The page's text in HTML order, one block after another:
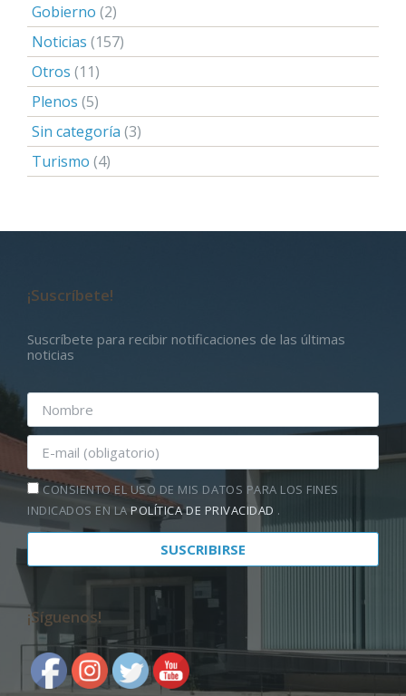
Gobierno (2)
Noticias (157)
Otros (11)
Plenos (5)
Sin categoría (3)
Turismo (4)
¡Suscríbete!
Suscríbete para recibir notificaciones de las últimas
noticias
CONSIENTO EL USO DE MIS DATOS PARA LOS FINES
INDICADOS EN LAPOLÍTICA DE PRIVACIDAD .
¡Síguenos!